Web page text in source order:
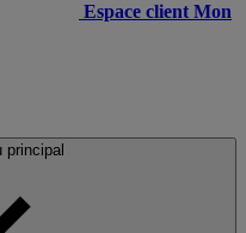
Espace client Mon
principal